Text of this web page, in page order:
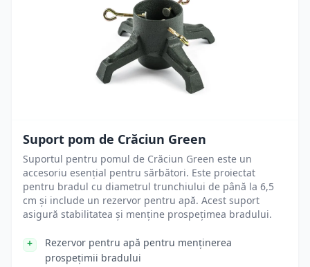
Suport pom de Crăciun Green
Suportul pentru pomul de Crăciun Green este un
accesoriu esențial pentru sărbători. Este proiectat
pentru bradul cu diametrul trunchiului de până la 6,5
cm și include un rezervor pentru apă. Acest suport
asigură stabilitatea și menține prospețimea bradului.
Rezervor pentru apă pentru menținerea
prospețimii bradului